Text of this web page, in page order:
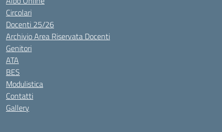
Circolari
Docenti 25/26
Archivio Area Riservata Docenti
Genitori
ATA
BES
Modulistica
Contatti
Gallery